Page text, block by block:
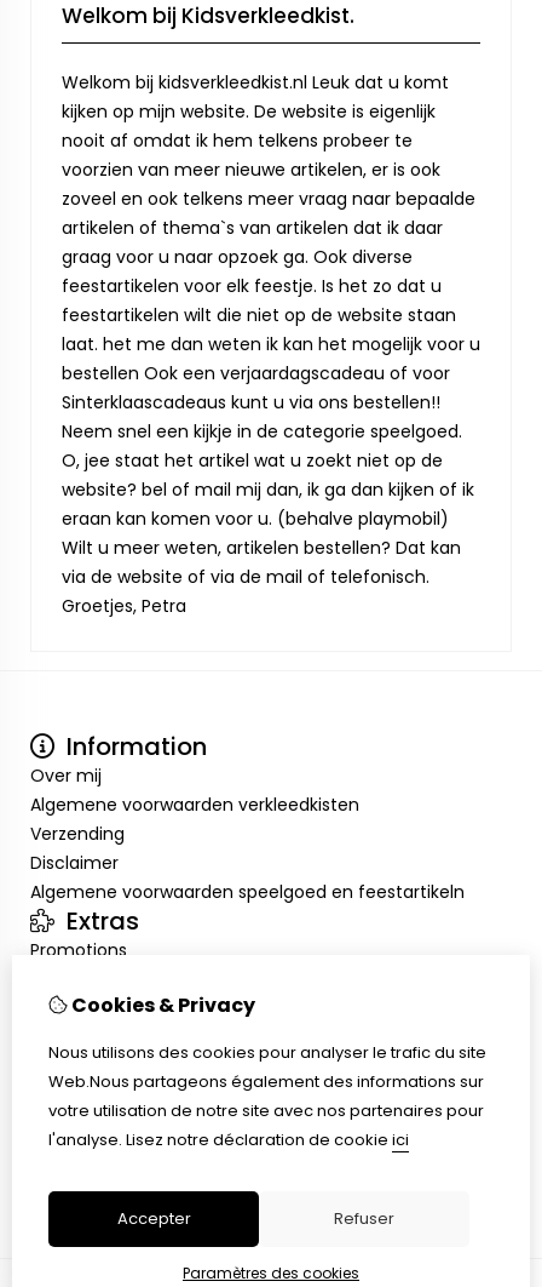
Welkom bij Kidsverkleedkist.
Welkom bij kidsverkleedkist.nl Leuk dat u komt
kijken op mijn website. De website is eigenlijk
nooit af omdat ik hem telkens probeer te
voorzien van meer nieuwe artikelen, er is ook
zoveel en ook telkens meer vraag naar bepaalde
artikelen of thema`s van artikelen dat ik daar
graag voor u naar opzoek ga. Ook diverse
feestartikelen voor elk feestje. Is het zo dat u
feestartikelen wilt die niet op de website staan
laat. het me dan weten ik kan het mogelijk voor u
bestellen Ook een verjaardagscadeau of voor
Sinterklaascadeaus kunt u via ons bestellen!!
Neem snel een kijkje in de categorie speelgoed.
O, jee staat het artikel wat u zoekt niet op de
website? bel of mail mij dan, ik ga dan kijken of ik
eraan kan komen voor u. (behalve playmobil)
Wilt u meer weten, artikelen bestellen? Dat kan
via de website of via de mail of telefonisch.
Groetjes, Petra
Information
Over mij
Algemene voorwaarden verkleedkisten
Verzending
Disclaimer
Algemene voorwaarden speelgoed en feestartikeln
Extras
Promotions
Inloggen
Service client
Retour de marchandise
Cookies & Privacy
Nous utilisons des cookies pour analyser le trafic du site
Web.Nous partageons également des informations sur
votre utilisation de notre site avec nos partenaires pour
l'analyse. Lisez notre déclaration de cookie ici
Accepter Refuser
Paramètres des cookies